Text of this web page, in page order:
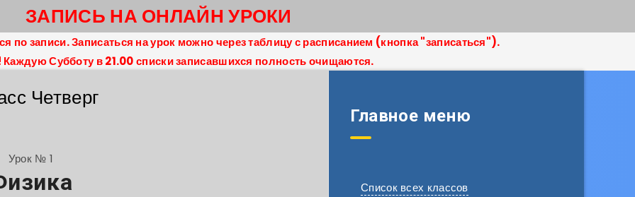
ЗАПИСЬ НА ОНЛАЙН УРОКИ
по записи. Записаться на урок можно через таблицу с расписанием (кнопка "записаться").
Субботу в 21.00 списки записавшихся полность очищаются.
Четверг
Урок № 1
Главное меню
Список всех классов